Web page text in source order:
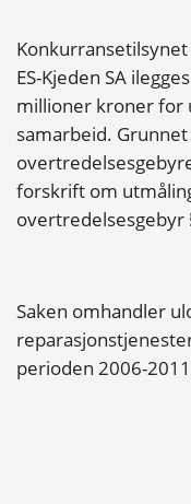
ES-Kjeden SA
millioner kroner for
samarbeid.
forskrift om
overtredelsesgebyr
Saken omhandler
perioden 2006-